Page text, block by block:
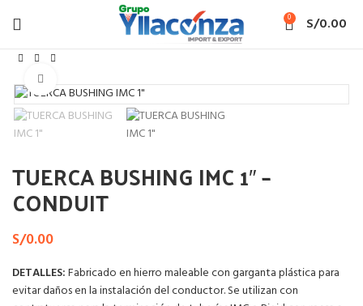
0 S/0.00
TUERCA BUSHING IMC 1″ –
CONDUIT
S/0.00
DETALLES:Fabricado en hierro maleable con garganta plástica para
evitar daños en la instalación del conductor. Se utilizan con